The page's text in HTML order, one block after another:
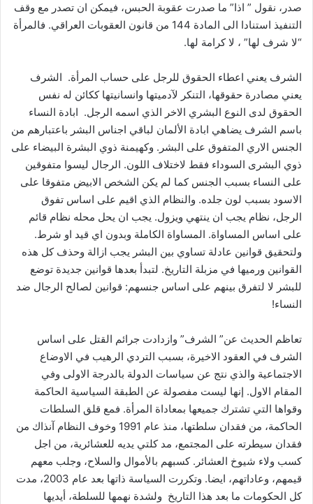
صدر، نقول ” اذا” ما صدرت عقوبة الحبس، فيمكن ان تصدر مع وقف
التنفيذ استنادا الى المادة 144 من قانون العقوبات العراقي. فالمرأة
“لا شرف لها” ، لا كرامة لها.
الشرف يعني اعطاء الحقوق للرجل على حساب المرأة. الشرف
يعني مصادرة حقوقها، التنكر لآدميتها وانسانيتها ككائن له نفس
الحقوق لدى النوع البشري الاخر الذي اسمه الرجل. ابادة النساء
باسم الشرف يضاهي ابادة الألمان لباقي اجناس البشر باعتبارهم من
الجنس الاري المتفوق على البشر. وكهيمنة ذوي البشرة البيضاء على
ذوي البشرى السوداء فقط لاختلاف اللون. الرجال ليسوا متفوقين
على النساء بسبب الجنس كما لم يكن الشخص الابيض متفوقا على
الاسود بسبب لون جلده. والنظام الذي اقيم على اساس تفوق
الرجل، نظام يجب ان ينتهي ويزول. يجب ان يحل محله نظام قائم
على اساس المساواة. المساواة الكاملة وبدون اي قيد او شرط.
ولتحقيق قوانين عادلة تساوي بين البشر يجب ازالة وحذف كل هذه
القوانين ورميها في مزبلة التاريخ. لتبدأ بعدها قوانين جديدة توضع
للبشر لا لتفرق بينهم على اساس جنسهم: قوانين لصالح الرجال ضد
النساء!
تعاظم الحديث عن” الشرف” وازدادت جرائم القتل على اساس
الشرف في العقود الاخيرة، بسبب التردي الرهيب في الاوضاع
الاجتماعية والذي نتج عن سياسات الدولة بالدرجة الاولى وفي
المقام الاول. إنها ليست مفصولة عن الطبقة السياسية الحاكمة
وقواها التي تشترك جميعها بمعاداة المرأة. فمع قلق السلطات
الحاكمة، من فقدان سلطتها، منذ عام 1991 وخوف النظام آنذاك من
فقدان سيطرته على المجتمع، مد كلتي يديه للعشائرية، من اجل
كسب ولاء شيوخ العشائر. كسبهم بالأموال والسلاح، وجلب معهم
قيمهم، وعاداتهم، ايضا. وتكررت السياسة ذاتها بعد عام 2003، مدت
كل الحكومات ما بعد هذا التاريخ ولشدة نهمها للسلطة، أيديها